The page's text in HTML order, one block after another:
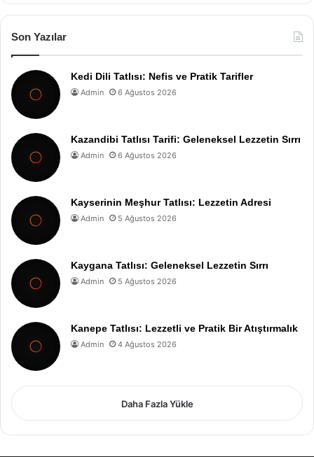
Son Yazılar
Kedi Dili Tatlısı: Nefis ve Pratik Tarifler
Admin 6 Ağustos 2026
Kazandibi Tatlısı Tarifi: Geleneksel Lezzetin Sırrı
Admin 6 Ağustos 2026
Kayserinin Meşhur Tatlısı: Lezzetin Adresi
Admin 5 Ağustos 2026
Kaygana Tatlısı: Geleneksel Lezzetin Sırrı
Admin 5 Ağustos 2026
Kanepe Tatlısı: Lezzetli ve Pratik Bir Atıştırmalık
Admin 4 Ağustos 2026
Daha Fazla Yükle